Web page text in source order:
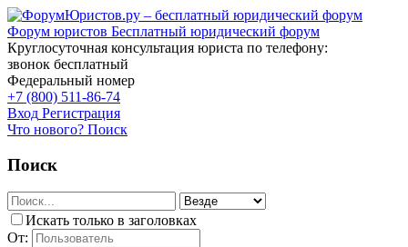
Форум юристов Бесплатный юридический форум
Круглосуточная консультация юриста по телефону:
звонок бесплатный
Федеральный номер
+7 (800) 511-86-74
Вход Регистрация
Что нового? Поиск
Поиск
Искать только в заголовках
От: